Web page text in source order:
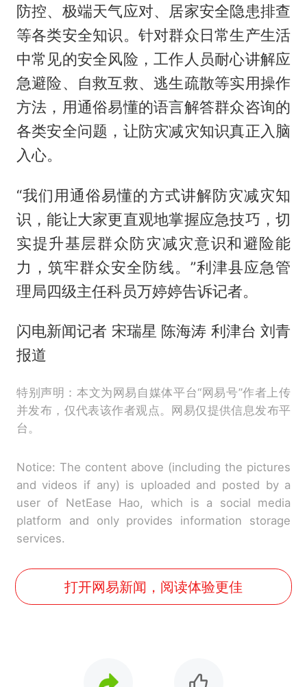
防控、极端天气应对、居家安全隐患排查
等各类安全知识。针对群众日常生产生活
中常见的安全风险，工作人员耐心讲解应
急避险、自救互救、逃生疏散等实用操作
方法，用通俗易懂的语言解答群众咨询的
各类安全问题，让防灾减灾知识真正入脑
入心。
“我们用通俗易懂的方式讲解防灾减灾知
识，能让大家更直观地掌握应急技巧，切
实提升基层群众防灾减灾意识和避险能
力，筑牢群众安全防线。”利津县应急管
理局四级主任科员万婷婷告诉记者。
闪电新闻记者 宋瑞星 陈海涛 利津台 刘青
报道
特别声明：本文为网易自媒体平台“网易号”作者上传
并发布，仅代表该作者观点。网易仅提供信息发布平
台。
Notice: The content above (including the pictures
and videos if any) is uploaded and posted by a
user of NetEase Hao, which is a social media
platform and only provides information storage
services.
打开网易新闻，阅读体验更佳